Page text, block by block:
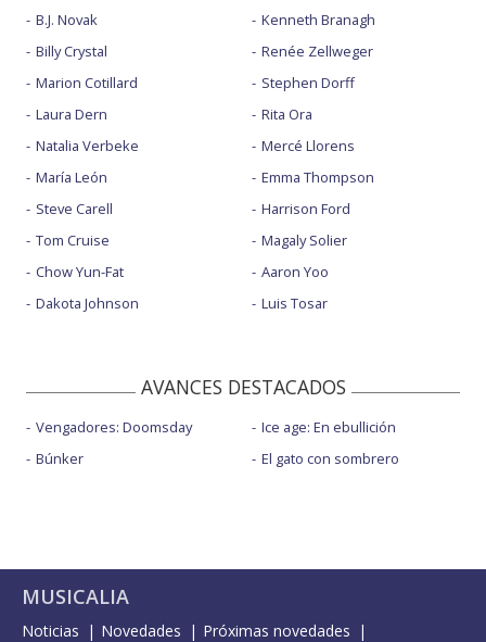
B.J. Novak
Billy Crystal
Marion Cotillard
Laura Dern
Natalia Verbeke
María León
Steve Carell
Tom Cruise
Chow Yun-Fat
Dakota Johnson
Kenneth Branagh
Renée Zellweger
Stephen Dorff
Rita Ora
Mercé Llorens
Emma Thompson
Harrison Ford
Magaly Solier
Aaron Yoo
Luis Tosar
AVANCES DESTACADOS
Vengadores: Doomsday
Búnker
Ice age: En ebullición
El gato con sombrero
MUSICALIA
Noticias Novedades
Próximas novedades